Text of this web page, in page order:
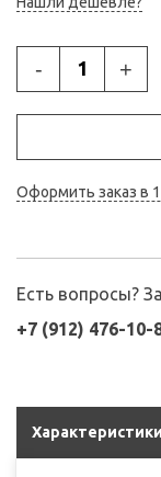
- +
Оформить заказ в
Есть вопросы?
+7 (912) 476-10-
Характеристики